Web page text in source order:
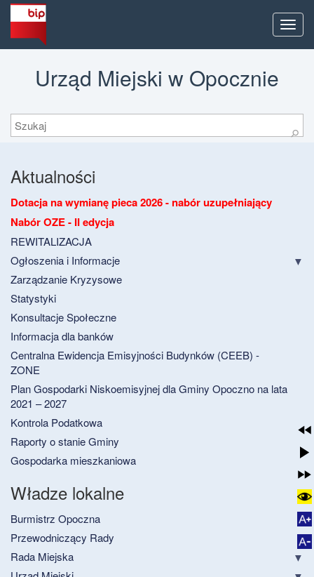
Menu
Urząd Miejski w Opocznie
Szukaj
⚲
Aktualności
Dotacja na wymianę pieca 2026 - nabór uzupełniający
Nabór OZE - II edycja
REWITALIZACJA
Ogłoszenia i Informacje
Zarządzanie Kryzysowe
Statystyki
Konsultacje Społeczne
Informacja dla banków
Centralna Ewidencja Emisyjności Budynków (CEEB) -
ZONE
Plan Gospodarki Niskoemisyjnej dla Gminy Opoczno na lata
2021 – 2027
Kontrola Podatkowa
Raporty o stanie Gminy
Gospodarka mieszkaniowa
Władze lokalne
Burmistrz Opoczna
Przewodniczący Rady
Rada Miejska